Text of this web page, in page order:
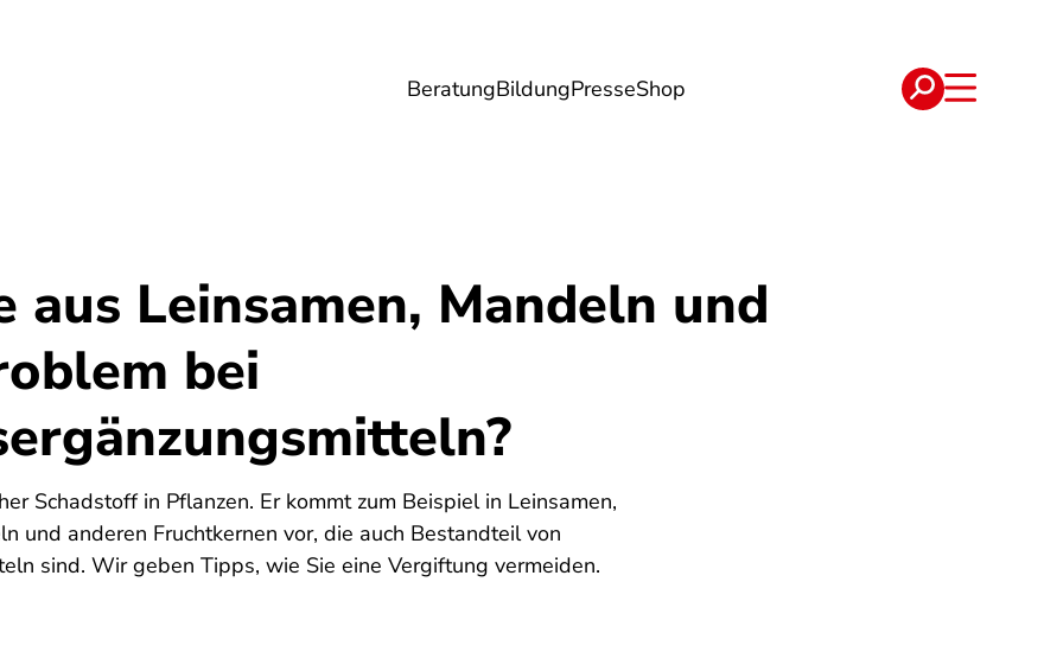
BeratungBildungPresseShop
Umwelt Verträge
aus Leinsamen, Mandeln und
bei
Schadstoff in Pflanzen. Er kommt zum Beispiel in Leinsamen,
und anderen Fruchtkernen vor, die auch Bestandteil von
sind. Wir geben Tipps, wie Sie eine Vergiftung vermeiden.